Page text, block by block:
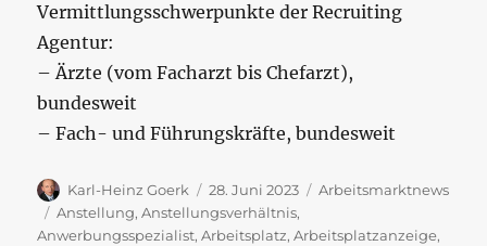
Vermittlungsschwerpunkte der Recruiting
Agentur:
– Ärzte (vom Facharzt bis Chefarzt),
bundesweit
– Fach- und Führungskräfte, bundesweit
Autor
Karl-Heinz Goerk
Veröffentlicht
am
28. Juni 2023 Kategorien
Arbeitsmarktnews
Schlagwörter
Anstellung,Anstellungsverhältnis,
Anwerbungsspezialist,Arbeitsplatz,Arbeitsplatzanzeige,